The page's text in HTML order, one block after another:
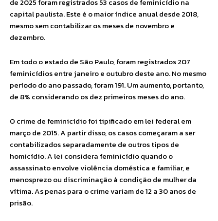
capital paulista. Este é o maior índice anual desde 2018,
mesmo sem contabilizar os meses de novembro e
dezembro.
Em todo o estado de São Paulo, foram registrados 207
feminicídios entre janeiro e outubro deste ano. No mesmo
período do ano passado, foram 191. Um aumento, portanto,
de 8% considerando os dez primeiros meses do ano.
O crime de feminicídio foi tipificado em lei federal em
março de 2015. A partir disso, os casos começaram a ser
contabilizados separadamente de outros tipos de
homicídio. A lei considera feminicídio quando o
assassinato envolve violência doméstica e familiar, e
menosprezo ou discriminação à condição de mulher da
vítima. As penas para o crime variam de 12 a 30 anos de
prisão.